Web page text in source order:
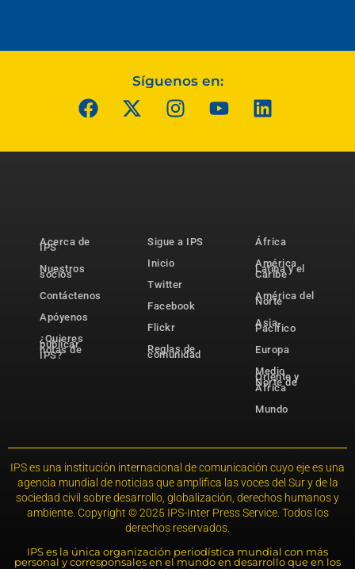
Síguenos en:
Acerca de
IPS
Nuestros
socios
Contáctenos
Apóyenos
¿Quieres
publicar
notas de
IPS?
Sigue a IPS
Inicio
Twitter
Facebook
Flickr
Reglas de
comunidad
África
América
Latina y el
Caribe
América del
Norte
Asia-
Pacífico
Europa
Medio
Oriente y
Norte de
África
Mundo
IPS es una institución internacional de comunicación cuyo eje es una
agencia mundial de noticias que amplifica las voces del Sur y de la
sociedad civil sobre desarrollo, globalización, derechos humanos y
ambiente. Copyright © 2025 IPS-Inter Press Service. Todos los
derechos reservados.
IPS es la única organización periodística mundial con más
personal y corresponsales en el mundo en desarrollo que en los